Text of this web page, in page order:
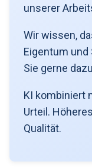
unserer
Wir wissen,
Eigentum
Sie gerne
KI kombiniert
Urteil.
Qualität.